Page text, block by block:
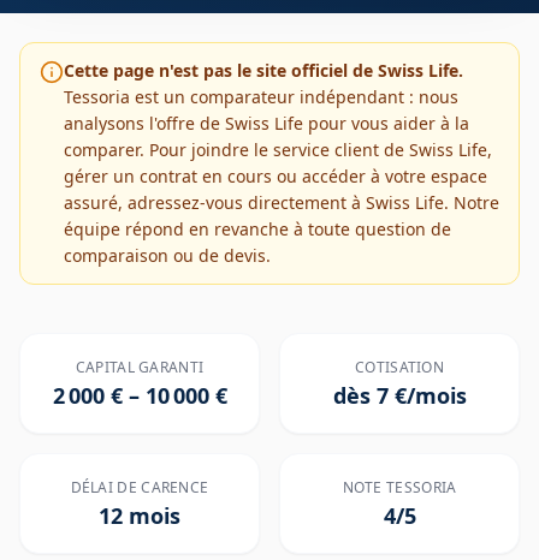
Cette page n'est pas le site officiel de Swiss Life.
Tessoria est un comparateur indépendant : nous
analysons l'offre de Swiss Life pour vous aider à la
comparer. Pour joindre le service client de Swiss Life,
gérer un contrat en cours ou accéder à votre espace
assuré, adressez-vous directement à Swiss Life. Notre
équipe répond en revanche à toute question de
comparaison ou de devis.
CAPITAL GARANTI
2 000 €– 10 000 €
COTISATION
dès 7€/mois
DÉLAI DE CARENCE
12 mois
NOTE TESSORIA
4/5